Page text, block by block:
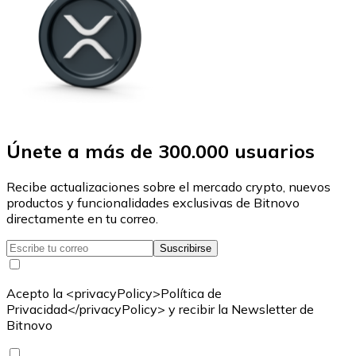
Únete a más de 300.000 usuarios
Recibe actualizaciones sobre el mercado crypto, nuevos
productos y funcionalidades exclusivas de Bitnovo
directamente en tu correo.
Suscribirse
Acepto la <privacyPolicy>Política de
Privacidad</privacyPolicy> y recibir la Newsletter de
Bitnovo